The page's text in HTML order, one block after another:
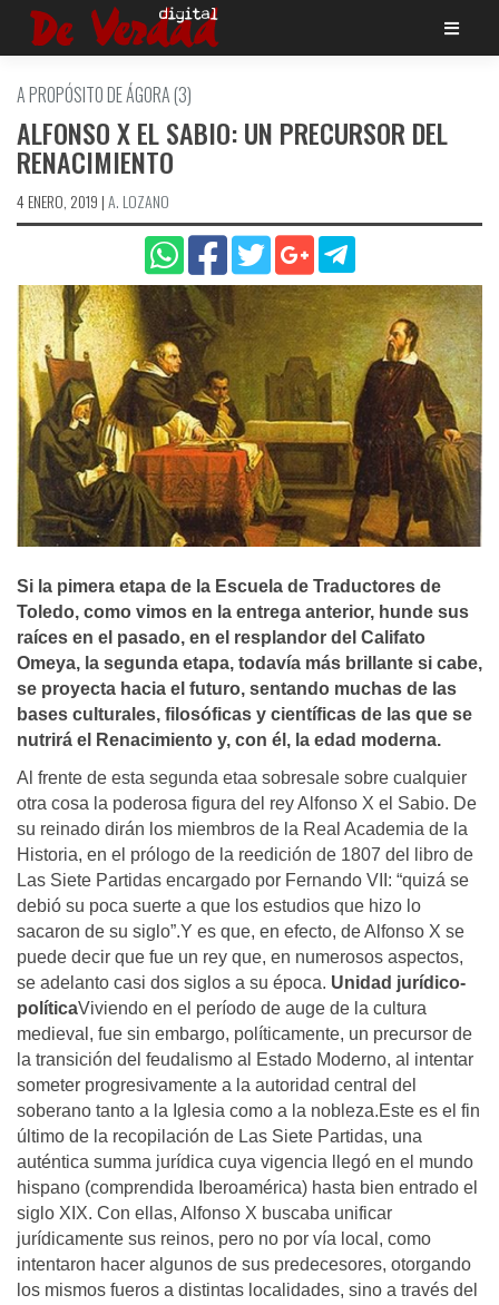
Saltar
A PROPÓSITO DE ÁGORA (3)
ALFONSO X EL SABIO: UN PRECURSOR DEL
RENACIMIENTO
4 ENERO, 2019 |A. LOZANO
Si la pimera etapa de la Escuela de Traductores de
Toledo, como vimos en la entrega anterior, hunde sus
raí­ces en el pasado, en el resplandor del Califato
Omeya, la segunda etapa, todaví­a más brillante si cabe,
se proyecta hacia el futuro, sentando muchas de las
bases culturales, filosóficas y cientí­ficas de las que se
nutrirá el Renacimiento y, con él, la edad moderna.
Al frente de esta segunda etaa sobresale sobre cualquier
otra cosa la poderosa figura del rey Alfonso X el Sabio. De
su reinado dirán los miembros de la Real Academia de la
Historia, en el prólogo de la reedición de 1807 del libro de
Las Siete Partidas encargado por Fernando VII: “quizá se
debió su poca suerte a que los estudios que hizo lo
sacaron de su siglo”.Y es que, en efecto, de Alfonso X se
puede decir que fue un rey que, en numerosos aspectos,
se adelanto casi dos siglos a su época. Unidad jurídico-
políticaViviendo en el período de auge de la cultura
medieval, fue sin embargo, políticamente, un precursor de
la transición del feudalismo al Estado Moderno, al intentar
someter progresivamente a la autoridad central del
soberano tanto a la Iglesia como a la nobleza.Este es el fin
último de la recopilación de Las Siete Partidas, una
auténtica summa jurídica cuya vigencia llegó en el mundo
hispano (comprendida Iberoamérica) hasta bien entrado el
siglo XIX. Con ellas, Alfonso X buscaba unificar
jurídicamente sus reinos, pero no por vía local, como
intentaron hacer algunos de sus predecesores, otorgando
los mismos fueros a distintas localidades, sino a través del